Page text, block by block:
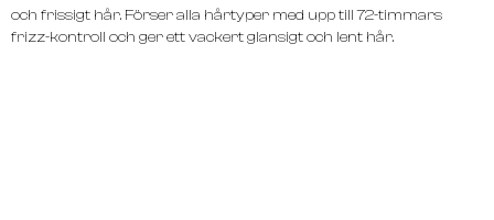
och frissigt hår. Förser alla hårtyper med upp till 72-timmars
frizz-kontroll och ger ett vackert glansigt och lent hår.